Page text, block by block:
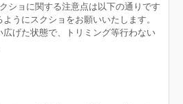
ショに関する注意点は以下の通りです
うにスクショをお願いいたします。
広げた状態で、トリミング等行わない